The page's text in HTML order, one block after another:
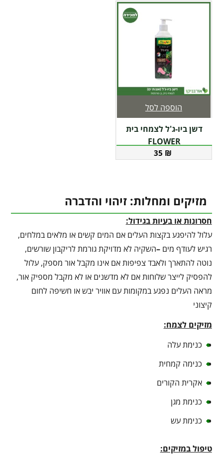
דשן ביו-ג'ל לצמחי בית
FLOWER
35 ₪
הוספה לסל
מזיקים ומחלות: זיהוי והדברה
חסרונות או בעיות בגידול:
עלול להיפגע בקצות העלים אם המים קשים או מלאים במלחים,
רגיש לעודף מים–השקיה לא מדויקת גורמת לריקבון שורשים,
נוטה להתארך ולאבד צפיפות אם אינו מקבל אור מספק, עלול
להפסיק לייצר שלוחות אם לא מדשנים או לא מקבל מספיק אור,
מראה העלים נפגע במקומות עם אוויר יבש או חשיפה לחום
קיצוני
מזיקים לצמח:
כנימת עלה
כנימה קמחית
אקרית הקורים
כנימת מגן
כנימת עש
טיפול במזיקים: